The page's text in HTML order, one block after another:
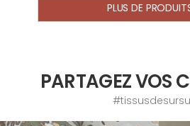
PLUS DE
PARTAGEZ VOS